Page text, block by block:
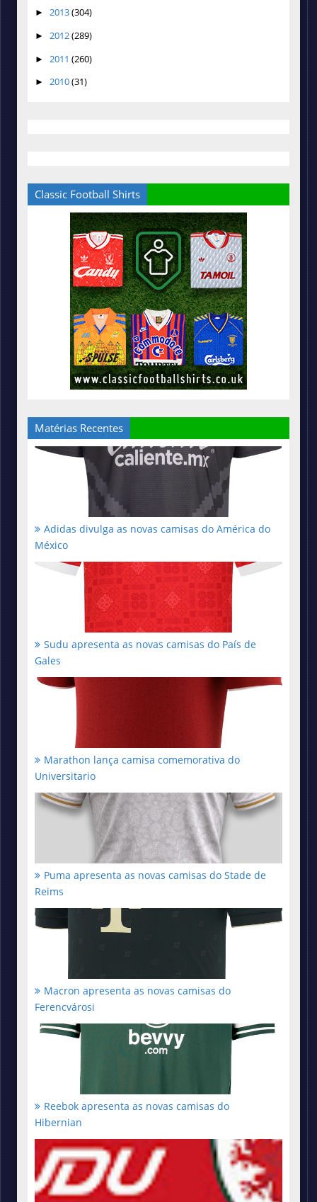
► 2013(304)
► 2012(289)
► 2011 (260)
► 2010(31)
Classic Football Shirts
Matérias Recentes
Adidas divulga as novas camisas do América do
México
Sudu apresenta as novas camisas do País de
Gales
Marathon lança camisa comemorativa do
Universitario
Puma apresenta as novas camisas do Stade de
Reims
Macron apresenta as novas camisas do
Ferencvárosi
Reebok apresenta as novas camisas do
Hibernian